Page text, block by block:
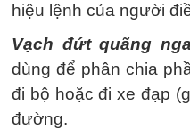
hiệu lệnh của người
Vạch đứt quãng
dùng để phân chia
đi bộ hoặc đi xe đạp
đường.